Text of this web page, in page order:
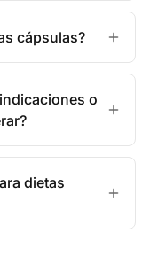
cápsulas?
o
dietas